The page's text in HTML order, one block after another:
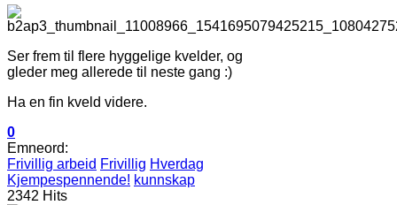
Ser frem til flere hyggelige kvelder, og
gleder meg allerede til neste gang :)
Ha en fin kveld videre.
0
Emneord:
Frivillig arbeid Frivillig Hverdag
Kjempespennende! kunnskap
2342 Hits